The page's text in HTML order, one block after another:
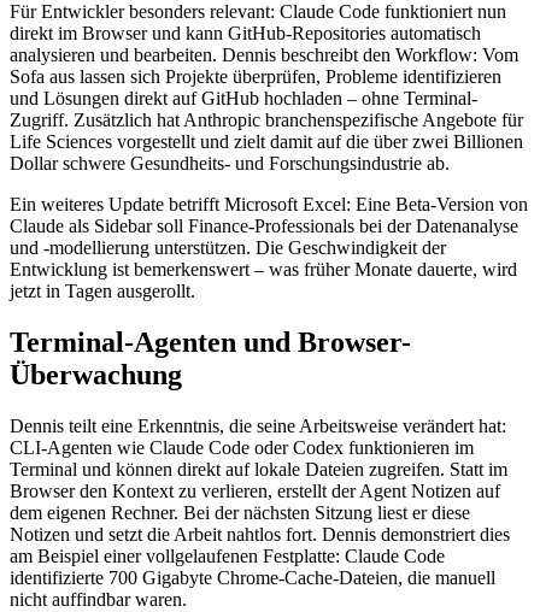
Für Entwickler besonders relevant: Claude Code funktioniert nun
direkt im Browser und kann GitHub-Repositories automatisch
analysieren und bearbeiten. Dennis beschreibt den Workflow: Vom
Sofa aus lassen sich Projekte überprüfen, Probleme identifizieren
und Lösungen direkt auf GitHub hochladen – ohne Terminal-
Zugriff. Zusätzlich hat Anthropic branchenspezifische Angebote für
Life Sciences vorgestellt und zielt damit auf die über zwei Billionen
Dollar schwere Gesundheits- und Forschungsindustrie ab.
Ein weiteres Update betrifft Microsoft Excel: Eine Beta-Version von
Claude als Sidebar soll Finance-Professionals bei der Datenanalyse
und -modellierung unterstützen. Die Geschwindigkeit der
Entwicklung ist bemerkenswert – was früher Monate dauerte, wird
jetzt in Tagen ausgerollt.
Terminal-Agenten und Browser-
Überwachung
Dennis teilt eine Erkenntnis, die seine Arbeitsweise verändert hat:
CLI-Agenten wie Claude Code oder Codex funktionieren im
Terminal und können direkt auf lokale Dateien zugreifen. Statt im
Browser den Kontext zu verlieren, erstellt der Agent Notizen auf
dem eigenen Rechner. Bei der nächsten Sitzung liest er diese
Notizen und setzt die Arbeit nahtlos fort. Dennis demonstriert dies
am Beispiel einer vollgelaufenen Festplatte: Claude Code
identifizierte 700 Gigabyte Chrome-Cache-Dateien, die manuell
nicht auffindbar waren.